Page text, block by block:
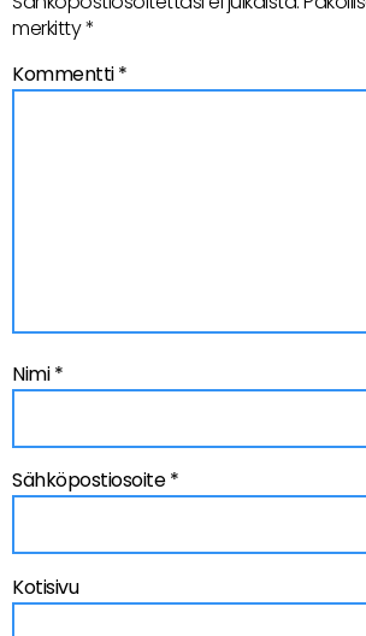
merkitty*
Kommentti*
Nimi*
Sähköpostiosoite*
Kotisivu